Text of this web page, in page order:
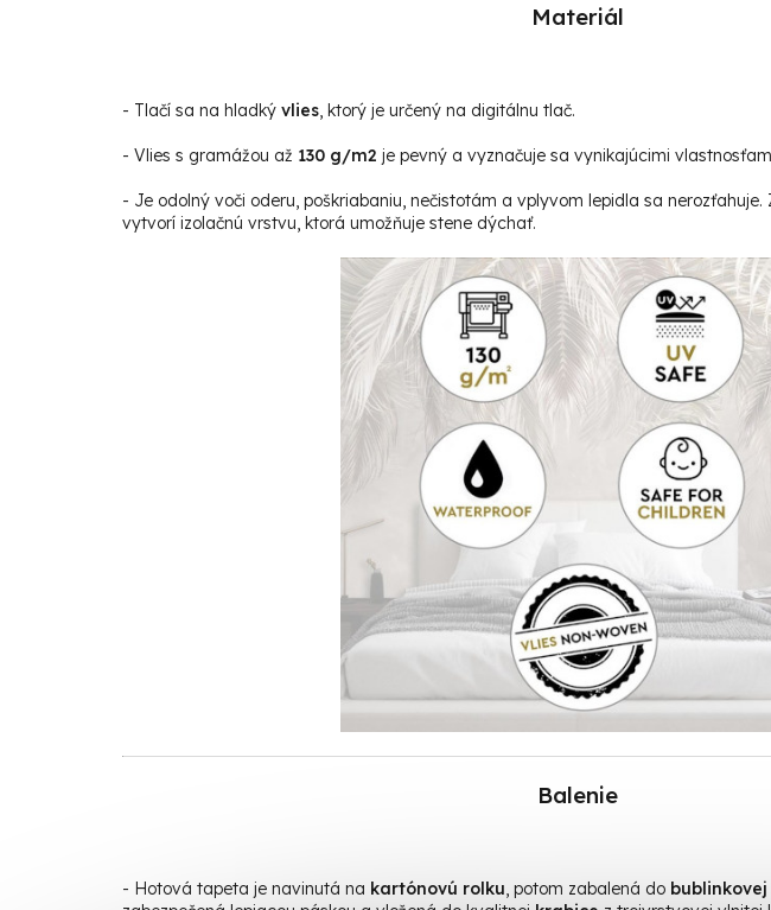
Materiál
- Tlačí sa na hladký vlies, ktorý je určený na digitálnu tlač.
- Vlies s gramážou až 130 g/m2 je pevný a vyznačuje sa vynikajúcimi
- Je odolný voči oderu, poškriabaniu, nečistotám a vplyvom lepidla sa nerozťahuje.
vytvorí izolačnú vrstvu, ktorá umožňuje stene dýchať.
Balenie
- Hotová tapeta je navinutá na kartónovú rolku, potom zabalená do